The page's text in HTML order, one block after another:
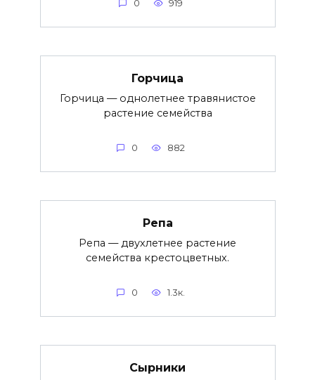
0 919
Горчица
Горчица — однолетнее травянистое
растение семейства
0 882
Репа
Репа — двухлетнее растение
семейства крестоцветных.
0 1.3к.
Сырники